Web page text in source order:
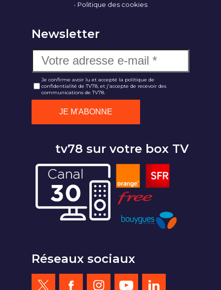
Politique des cookies
Newsletter
Je confirme avoir lu et accepté la politique de
confidentialité de TV78, et j'accepte de recevoir des
communications de TV78.
tv78 sur votre box TV
Réseaux sociaux